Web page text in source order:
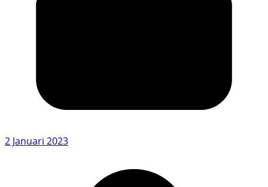
2 Januari 2023